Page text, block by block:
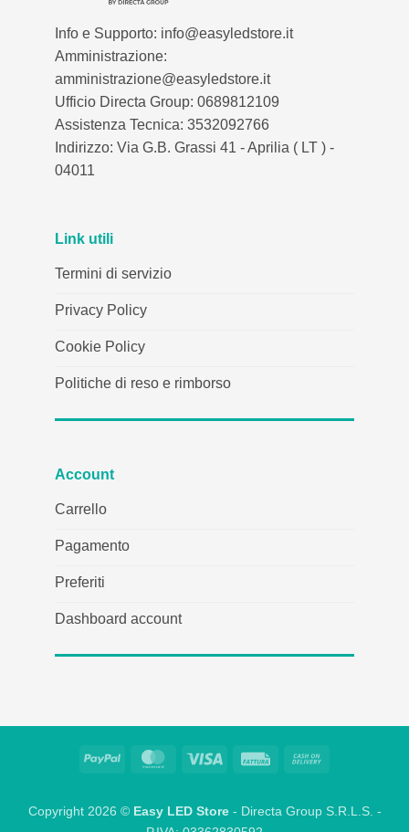
Info e Supporto: info@easyledstore.it
Amministrazione:
amministrazione@easyledstore.it
Ufficio Directa Group: 0689812109
Assistenza Tecnica: 3532092766
Indirizzo: Via G.B. Grassi 41 - Aprilia ( LT ) -
04011
Link utili
Termini di servizio
Privacy Policy
Cookie Policy
Politiche di reso e rimborso
Account
Carrello
Pagamento
Preferiti
Dashboard account
PayPal MasterCardVisto Fattura
Copyright 2026 © Easy LED Store- Directa Group S.R.L.S. -